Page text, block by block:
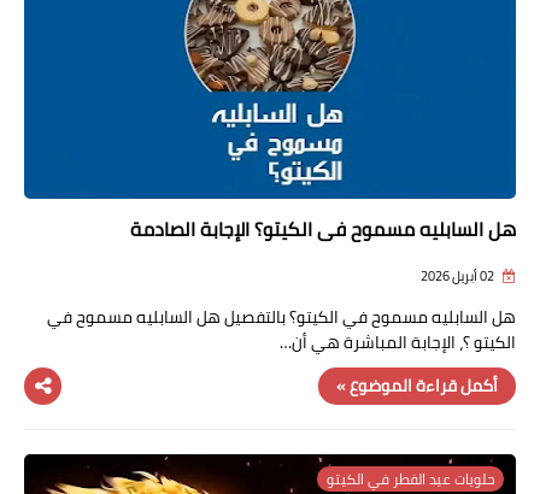
فوائد وأضرار
هل السابليه مسموح في الكيتو؟ الإجابة الصادمة
هل السابليه مسموح في الكيتو؟ بالتفصيل هل السابليه مسموح في
الكيتو ؟، الإجابة المباشرة هي أن…
أكمل قراءة الموضوع »
حلويات عيد الفطر في الكيتو